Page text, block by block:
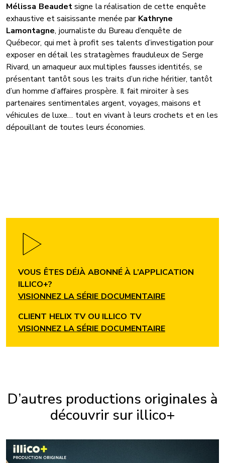
Mélissa Beaudetsigne la réalisation de cette enquête
exhaustive et saisissante menée par Kathryne
Lamontagne, journaliste du Bureau d’enquête de
Québecor, qui met à profit ses talents d’investigation pour
exposer en détail les stratagèmes frauduleux de Serge
Rivard, un arnaqueur aux multiples fausses identités, se
présentant tantôt sous les traits d’un riche héritier, tantôt
d’un homme d’affaires prospère. Il fait miroiter à ses
partenaires sentimentales argent, voyages, maisons et
véhicules de luxe… tout en vivant à leurs crochets et en les
dépouillant de toutes leurs économies.
VOUS ÊTES DÉJÀ ABONNÉ À L’APPLICATION
ILLICO+?
VISIONNEZ LA SÉRIE DOCUMENTAIRE
CLIENT HELIX TV OU ILLICO TV
VISIONNEZ LA SÉRIE DOCUMENTAIRE
D’autres productions originales à
découvrir sur illico+